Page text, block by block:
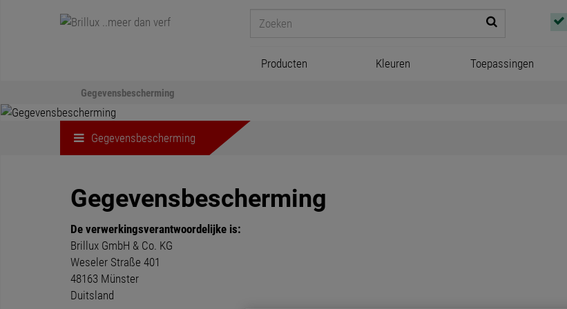
Producten Kleuren Toepassingen
Gegevensbescherming
Gegevensbescherming
Gegevensbescherming
De verwerkingsverantwoordelijke is:
Brillux GmbH & Co. KG
Weseler Straße 401
48163 Münster
Duitsland